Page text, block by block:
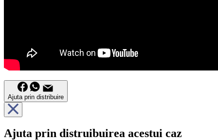
Ajuta prin distribuire
Ajuta prin distruibuirea acestui caz